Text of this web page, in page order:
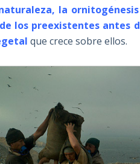
la
los preexistentes antes
que crece sobre ellos.